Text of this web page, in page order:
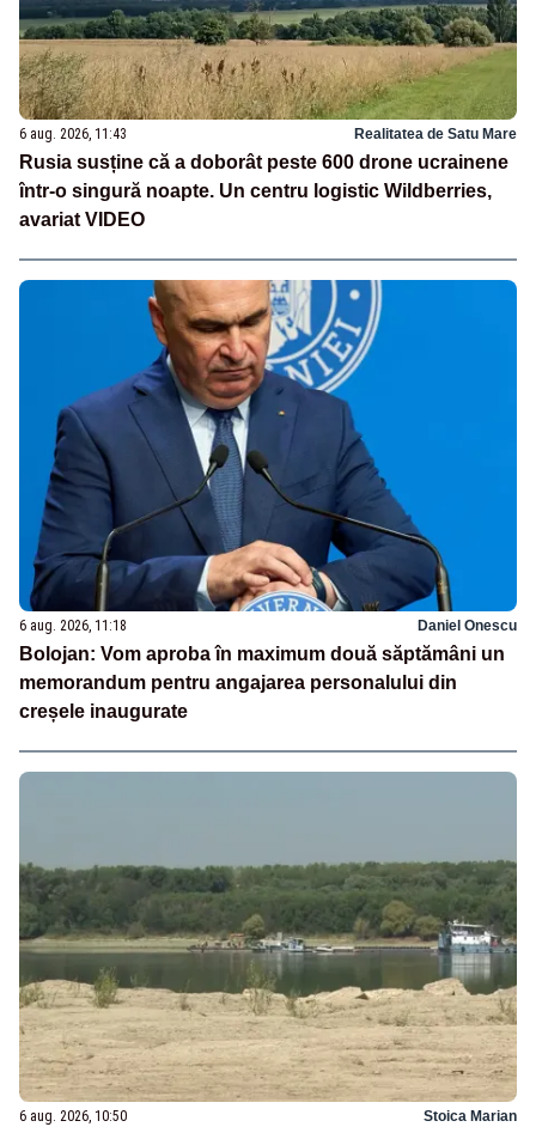
6 aug. 2026, 11:43 Realitatea de Satu Mare
Rusia susține că a doborât peste 600 drone ucrainene
într-o singură noapte. Un centru logistic Wildberries,
avariat VIDEO
6 aug. 2026, 11:18 Daniel Onescu
Bolojan: Vom aproba în maximum două săptămâni un
memorandum pentru angajarea personalului din
creșele inaugurate
6 aug. 2026, 10:50 Stoica Marian